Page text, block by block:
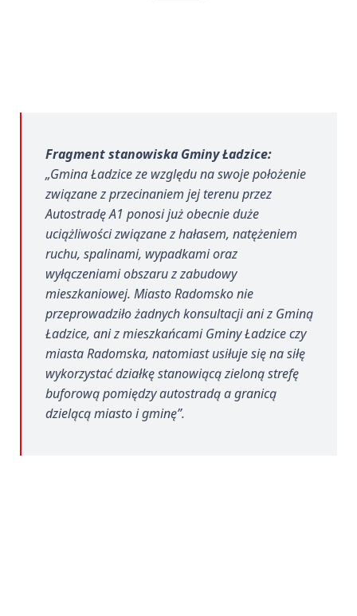
Fragment stanowiska Gminy Ładzice:
„Gmina Ładzice ze względu na swoje położenie
związane z przecinaniem jej terenu przez
Autostradę A1 ponosi już obecnie duże
uciążliwości związane z hałasem, natężeniem
ruchu, spalinami, wypadkami oraz
wyłączeniami obszaru z zabudowy
mieszkaniowej. Miasto Radomsko nie
przeprowadziło żadnych konsultacji ani z Gminą
Ładzice, ani z mieszkańcami Gminy Ładzice czy
miasta Radomska, natomiast usiłuje się na siłę
wykorzystać działkę stanowiącą zieloną strefę
buforową pomiędzy autostradą a granicą
dzielącą miasto i gminę”.